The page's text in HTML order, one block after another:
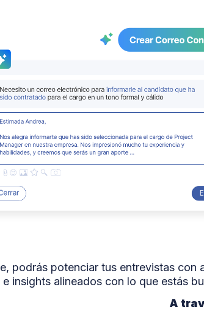
podrás potenciar tus entrevistas con
insights alineados con lo que estás
A